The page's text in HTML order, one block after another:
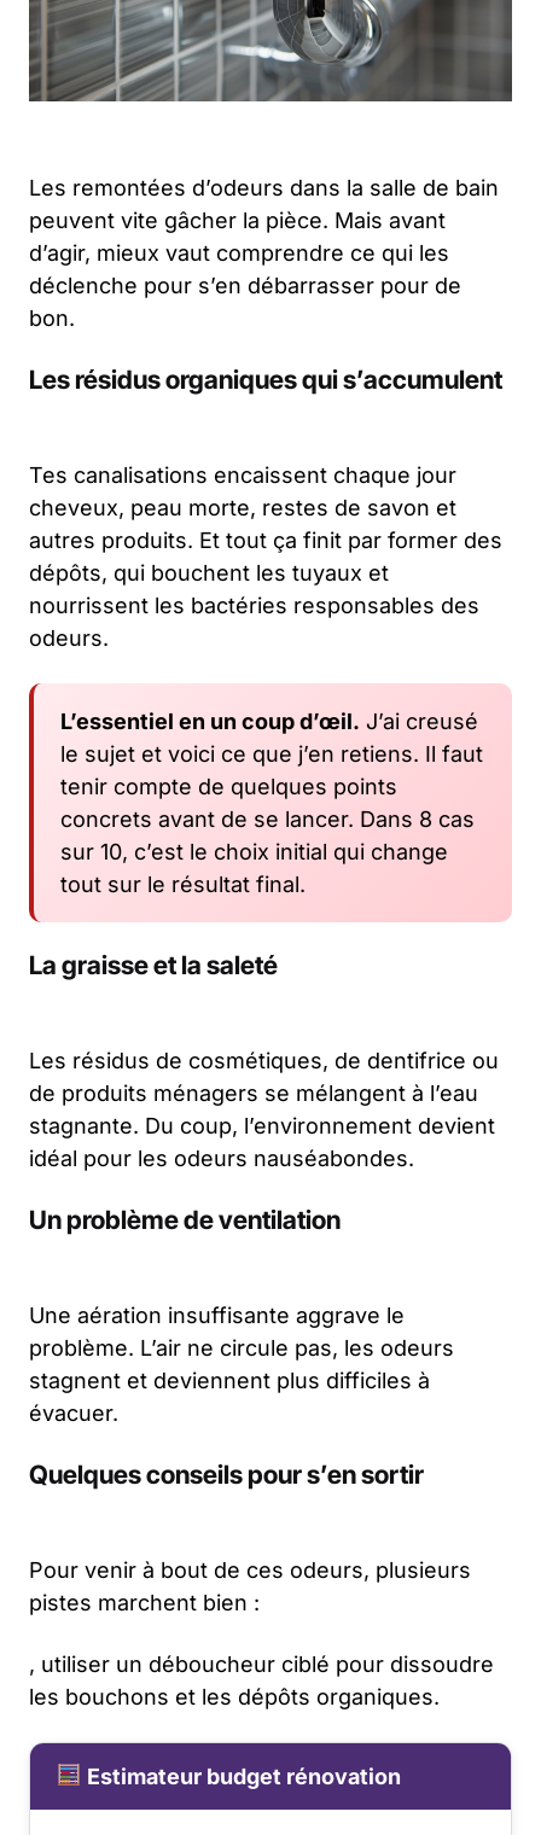
Les remontées d’odeurs dans la salle de bain
peuvent vite gâcher la pièce. Mais avant
d’agir, mieux vaut comprendre ce qui les
déclenche pour s’en débarrasser pour de
bon.
Les résidus organiques qui s’accumulent
Tes canalisations encaissent chaque jour
cheveux, peau morte, restes de savon et
autres produits. Et tout ça finit par former des
dépôts, qui bouchent les tuyaux et
nourrissent les bactéries responsables des
odeurs.
L’essentiel en un coup d’œil. J’ai creusé
le sujet et voici ce que j’en retiens. Il faut
tenir compte de quelques points
concrets avant de se lancer. Dans 8 cas
sur 10, c’est le choix initial qui change
tout sur le résultat final.
La graisse et la saleté
Les résidus de cosmétiques, de dentifrice ou
de produits ménagers se mélangent à l’eau
stagnante. Du coup, l’environnement devient
idéal pour les odeurs nauséabondes.
Un problème de ventilation
Une aération insuffisante aggrave le
problème. L’air ne circule pas, les odeurs
stagnent et deviennent plus difficiles à
évacuer.
Quelques conseils pour s’en sortir
Pour venir à bout de ces odeurs, plusieurs
pistes marchent bien :
, utiliser un déboucheur ciblé pour dissoudre
les bouchons et les dépôts organiques.
Estimateur budget rénovation